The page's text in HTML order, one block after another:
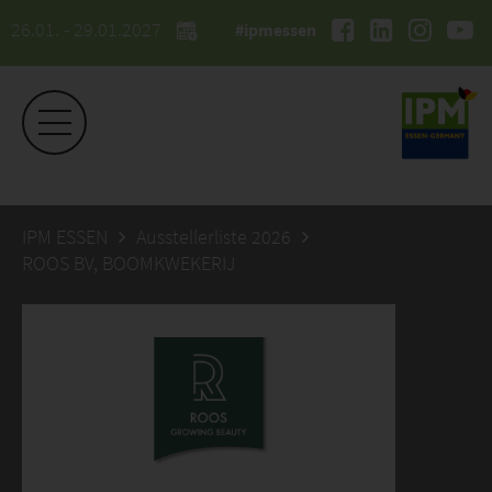
26.01. - 29.01.2027 #ipmessen
IPM ESSEN
Ausstellerliste 2026
ROOS BV, BOOMKWEKERIJ